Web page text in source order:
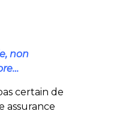
non
certain de
assurance